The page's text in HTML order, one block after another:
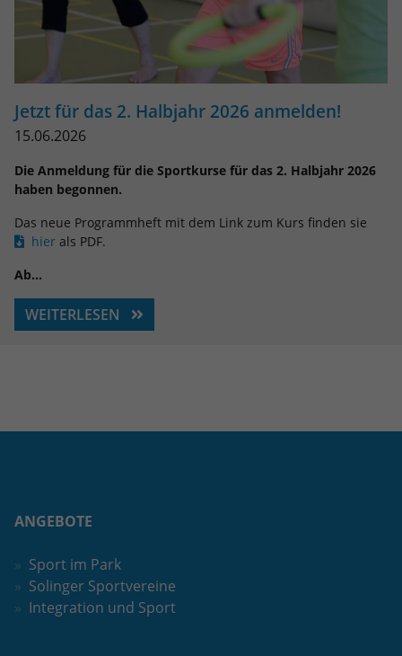
Jetzt für das 2. Halbjahr 2026 anmelden!
15.06.2026
Die Anmeldung für die Sportkurse für das 2. Halbjahr 2026
haben begonnen.
Das neue Programmheft mit dem Link zum Kurs finden sie
hier als PDF.
Ab…
WEITERLESEN
ANGEBOTE
Sport im Park
Solinger Sportvereine
Integration und Sport